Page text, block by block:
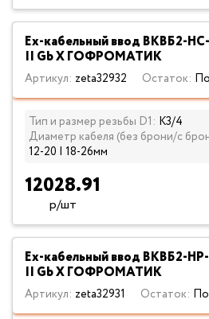
Ех-кабельный ввод ВКВБ2-
II Gb X ГОФРОМАТИК
Артикул: zeta32932 Остаток:
Тип и размер резьбы D1: К3/4
Диаметр кабеля (без брони/с
12-20 | 18-26мм
12028.91
р/шт
Ех-кабельный ввод ВКВБ2-
II Gb X ГОФРОМАТИК
Артикул: zeta32931 Остаток: